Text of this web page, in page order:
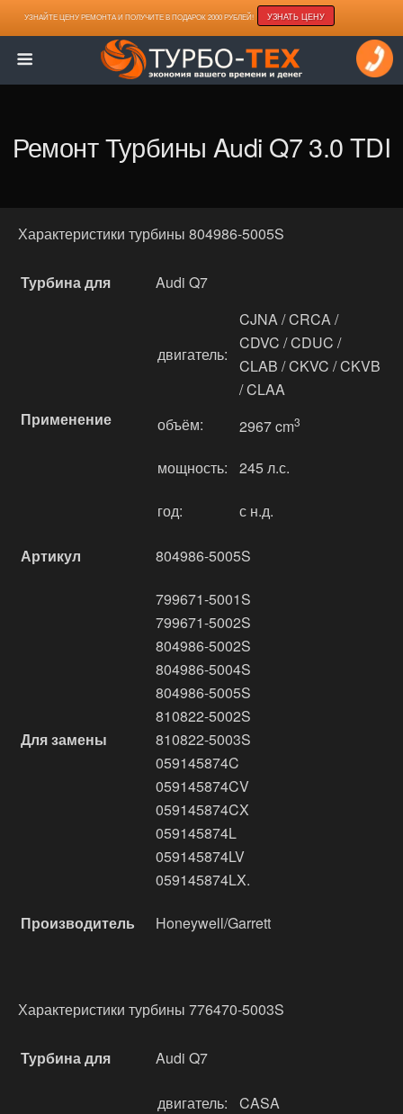
УЗНАЙТЕ ЦЕНУ РЕМОНТА И ПОЛУЧИТЕ В ПОДАРОК 2000 РУБЛЕЙ! УЗНАТЬ ЦЕНУ
Ремонт Турбины Audi Q7 3.0 TDI
Характеристики турбины 804986-5005S
Турбина для Audi Q7
Применение
двигатель:
CJNA / CRCA /
CDVC / CDUC /
CLAB / CKVC / CKVB
/ CLAA
объём:
2967 cm3
мощность: 245 л.с.
год: с н.д.
Артикул 804986-5005S
Для замены
799671-5001S
799671-5002S
804986-5002S
804986-5004S
804986-5005S
810822-5002S
810822-5003S
059145874C
059145874CV
059145874CX
059145874L
059145874LV
059145874LX.
Производитель Honeywell/Garrett
Характеристики турбины 776470-5003S
Турбина для Audi Q7
двигатель: CASA